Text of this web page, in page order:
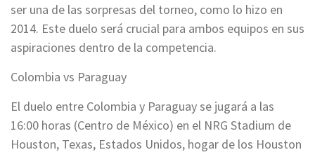
ser una de las sorpresas del torneo, como lo hizo en
2014. Este duelo será crucial para ambos equipos en sus
aspiraciones dentro de la competencia.
Colombia vs Paraguay
El duelo entre Colombia y Paraguay se jugará a las
16:00 horas (Centro de México) en el NRG Stadium de
Houston, Texas, Estados Unidos, hogar de los Houston